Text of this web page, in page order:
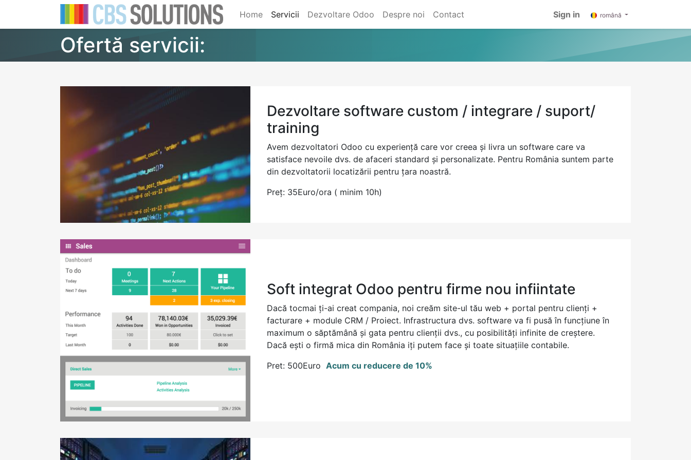
Home Servicii Dezvoltare Odoo Despre noi Contact Sign in română
Ofertă servicii:
Dezvoltare software custom / integrare / suport/
training
Avem dezvoltatori Odoo cu experiență care vor creea și livra un software care va
satisface nevoile dvs. de afaceri standard și personalizate. Pentru România suntem parte
din dezvoltatorii locatizării pentru țara noastră.
Preț: 35Euro/ora ( minim 10h)
Soft integrat Odoo pentru firme nou infiintate
Dacă tocmai ți-ai creat compania, noi creăm site-ul tău web + portal pentru clienți +
facturare + module CRM / Proiect. Infrastructura dvs. software va fi pusă în funcțiune în
maximum o săptămână și gata pentru clienții dvs., cu posibilități infinite de creștere.
Dacă ești o firmă mica din România iți putem face și toate situațiile contabile.
Pret: 500Euro Acum cu reducere de 10%